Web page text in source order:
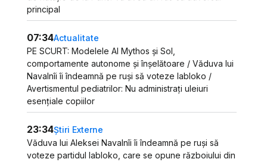
principal
07:34Actualitate
PE SCURT: Modelele AI Mythos și Sol,
comportamente autonome și înșelătoare / Văduva lui
Navalnîi îi îndeamnă pe ruși să voteze Iabloko /
Avertismentul pediatrilor: Nu administrați uleiuri
esențiale copiilor
23:34Știri Externe
Văduva lui Aleksei Navalnîi îi îndeamnă pe ruși să
voteze partidul Iabloko, care se opune războiului din